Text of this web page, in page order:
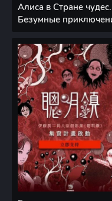
Алиса в Стране чудес.
Безумные